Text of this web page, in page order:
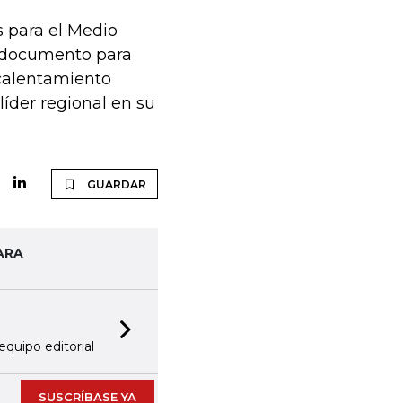
para el Medio
para
regional en su
GUARDAR
editorial
SUSCRÍBASE YA